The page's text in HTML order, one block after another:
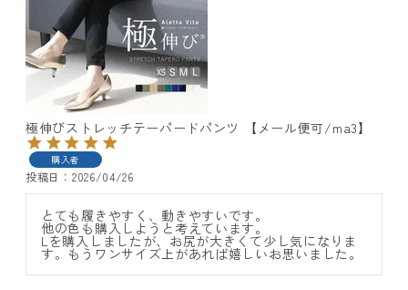
ログイン 会員登録
レディーストップス
レディースボトムス
極伸びストレッチテーパードパンツ 【メール便可/ma3】
購入者
投稿日 2026/04/26
とても履きやすく、動きやすいです。
他の色も購入しようと考えています。
Lを購入しましたが、お尻が大きくて少し気になりま
す。もうワンサイズ上があれば嬉しいお思いました。